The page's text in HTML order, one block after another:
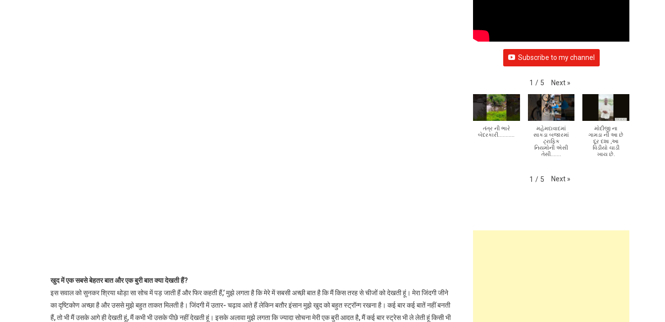
खुद में एक सबसे बेहतर बात और एक बुरी बात क्या देखती हैं?
इस सवाल को सुनकर श्रिया थोड़ा सा सोच में पड़ जाती हैं और फिर कहती हैं,’ मुझे लगता है कि मेरे में सबसी अच्छी बात है कि मैं किस तरह से चीजों को देखती हूं। मेरा जिंदगी जीने
का दृष्टिकोण अच्छा है और उससे मुझे बहुत ताकत मिलती है। जिंदगी में उतार- चढ़ाव आते हैं लेकिन बतौर इंसान मुझे खुद को बहुत स्ट्रॉन्ग रखना है। कई बार कई बातें नहीं बनती
हैं, तो भी मैं उसके आगे ही देखती हूं, मैं कभी भी उसके पीछे नहीं देखती हूं। इसके अलावा मुझे लगता कि ज्यादा सोचना मेरी एक बुरी आदत है, मैं कई बार स्ट्रेस भी ले लेती हूं किसी भी
Subscribe to my channel
1 / 5 Next »
તંત્ર ની ભારે
બેદરકારી...........
મહેમદાવાદમાં
સાકડા બજારમાં
ટ્રાફિક
નિયમોની એસી
તેસી.......
મોદીજી ના
ગામડા ની આ છે
દૂર દશા ,આ
વિડીયો ચાડી
ખાય છે.
1 / 5 Next »